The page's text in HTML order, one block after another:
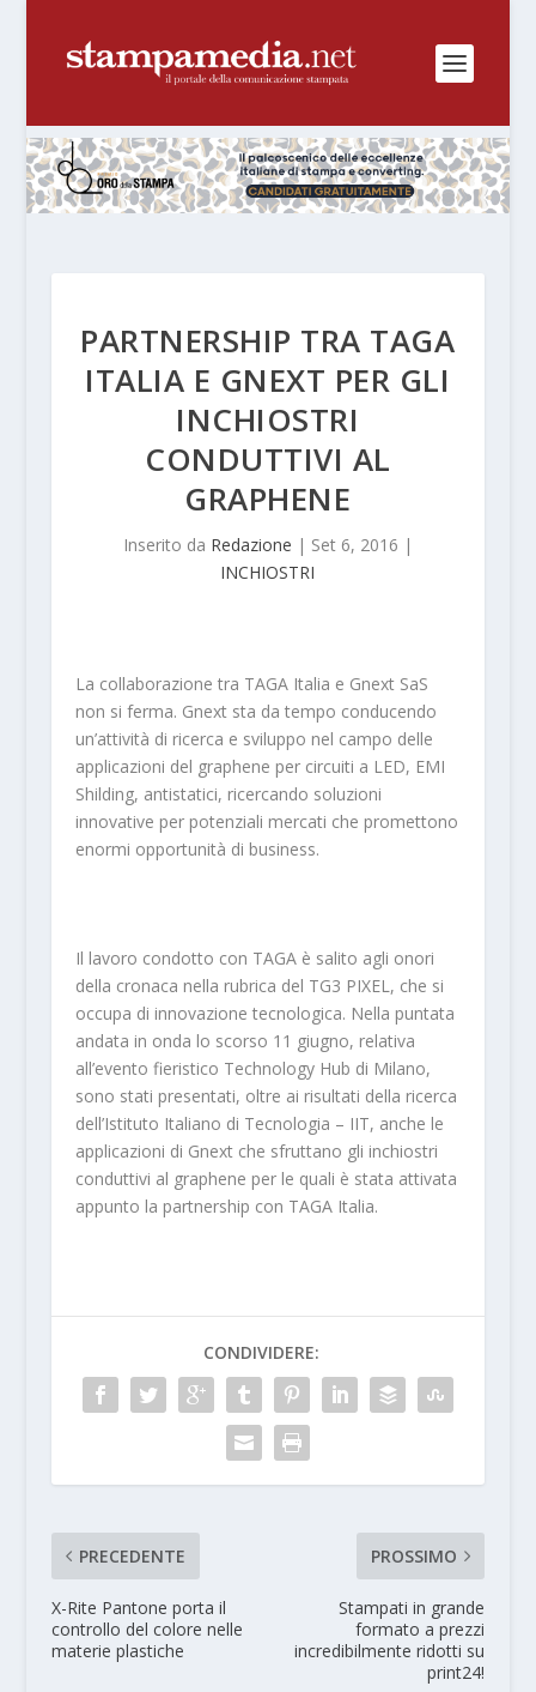
PARTNERSHIP TRA TAGA
ITALIA E GNEXT PER GLI
INCHIOSTRI
CONDUTTIVI AL
GRAPHENE
Inserito da Redazione | Set 6, 2016 |
INCHIOSTRI
La collaborazione tra TAGA Italia e Gnext SaS
non si ferma. Gnext sta da tempo conducendo
un’attività di ricerca e sviluppo nel campo delle
applicazioni del graphene per circuiti a LED, EMI
Shilding, antistatici, ricercando soluzioni
innovative per potenziali mercati che promettono
enormi opportunità di business.
Il lavoro condotto con TAGA è salito agli onori
della cronaca nella rubrica del TG3 PIXEL, che si
occupa di innovazione tecnologica. Nella puntata
andata in onda lo scorso 11 giugno, relativa
all’evento fieristico Technology Hub di Milano,
sono stati presentati, oltre ai risultati della ricerca
dell’Istituto Italiano di Tecnologia – IIT, anche le
applicazioni di Gnext che sfruttano gli inchiostri
conduttivi al graphene per le quali è stata attivata
appunto la partnership con TAGA Italia.
CONDIVIDERE:
PRECEDENTE
X-Rite Pantone porta il
controllo del colore nelle
materie plastiche
PROSSIMO
Stampati in grande
formato a prezzi
incredibilmente ridotti su
print24!